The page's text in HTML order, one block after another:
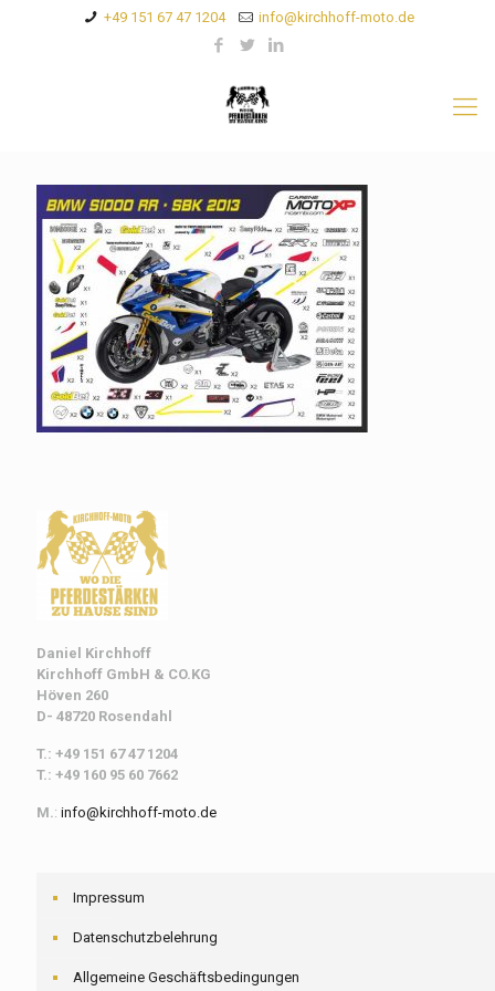
+49 151 67 47 1204 info@kirchhoff-moto.de
Daniel Kirchhoff
Kirchhoff GmbH & CO.KG
Höven 260
D- 48720 Rosendahl
T.: +49 151 67 47 1204
T.: +49 160 95 60 7662
M.: info@kirchhoff-moto.de
Impressum
Datenschutzbelehrung
Allgemeine Geschäftsbedingungen